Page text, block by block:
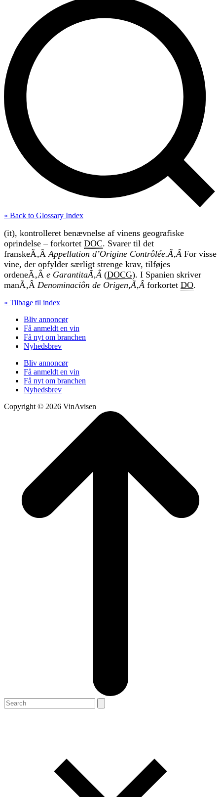
« Back to Glossary Index
(it), kontrolleret benævnelse af vinens geografiske
oprindelse – forkortet DOC. Svarer til det
franskeÃ‚Â Appellation d’Origine Contrôlée.Ã‚Â For visse
vine, der opfylder særligt strenge krav, tilføjes
ordeneÃ‚Â e GarantitaÃ‚Â (DOCG). I Spanien skriver
manÃ‚Â Denominaciôn de Origen,Ã‚Â forkortet DO.
« Tilbage til index
Bliv annoncør
Få anmeldt en vin
Få nyt om branchen
Nyhedsbrev
Bliv annoncør
Få anmeldt en vin
Få nyt om branchen
Nyhedsbrev
Copyright © 2026 VinAvisen